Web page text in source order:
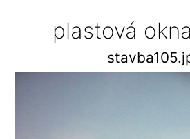
plastová